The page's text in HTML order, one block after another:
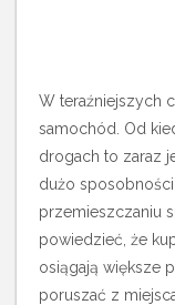
W teraźniejszych
samochód. Od
drogach to zaraz
dużo
przemieszczaniu
powiedzieć, że
osiągają większe
poruszać z